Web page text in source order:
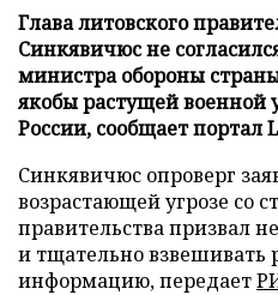
Глава литовского
Синкявичюс не
министра обороны
якобы растущей военной
России, сообщает портал
Синкявичюс опроверг
возрастающей угрозе со
правительства призвал
и тщательно взвешивать
информацию, передает